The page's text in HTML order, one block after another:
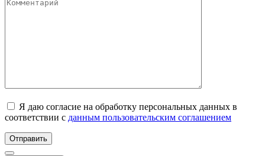
Я даю согласие на обработку персональных данных в
соответствии с данным пользовательским соглашением
Отправить